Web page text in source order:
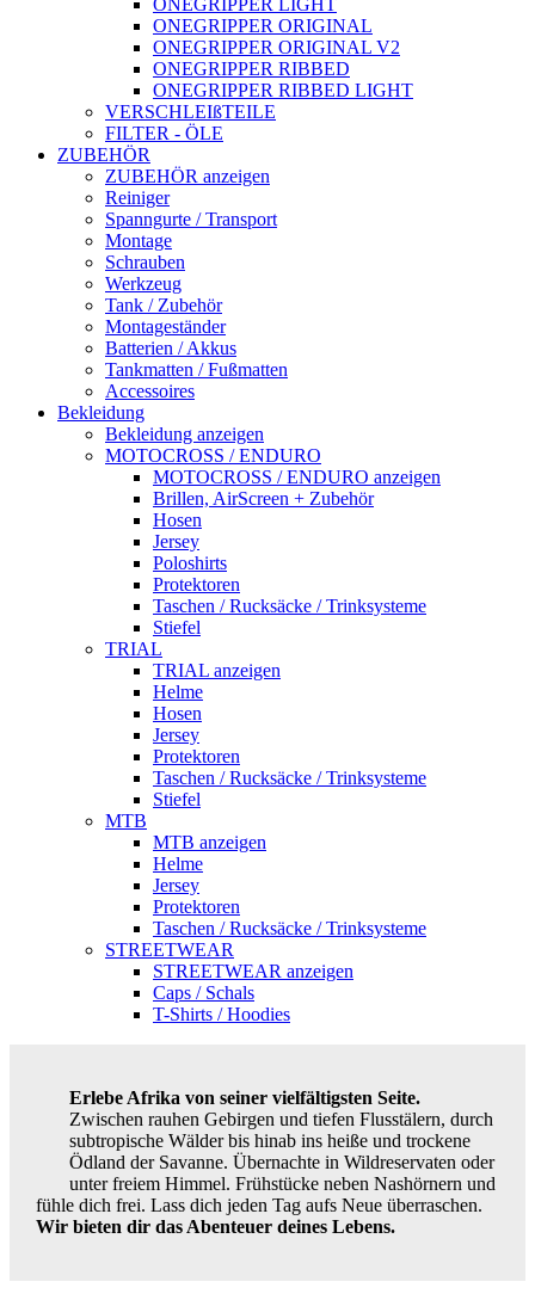
ONEGRIPPER ORIGINAL
ONEGRIPPER ORIGINAL V2
ONEGRIPPER RIBBED
ONEGRIPPER RIBBED LIGHT
VERSCHLEIßTEILE
FILTER - ÖLE
ZUBEHÖR
ZUBEHÖR anzeigen
Reiniger
Spanngurte / Transport
Montage
Schrauben
Werkzeug
Tank / Zubehör
Montageständer
Batterien / Akkus
Tankmatten / Fußmatten
Accessoires
Bekleidung
Bekleidung anzeigen
MOTOCROSS / ENDURO
MOTOCROSS / ENDURO anzeigen
Brillen, AirScreen + Zubehör
Hosen
Jersey
Poloshirts
Protektoren
Taschen / Rucksäcke / Trinksysteme
Stiefel
TRIAL
TRIAL anzeigen
Helme
Hosen
Jersey
Protektoren
Taschen / Rucksäcke / Trinksysteme
Stiefel
MTB
MTB anzeigen
Helme
Jersey
Protektoren
Taschen / Rucksäcke / Trinksysteme
STREETWEAR
STREETWEAR anzeigen
Caps / Schals
T-Shirts / Hoodies
Erlebe Afrika von seiner vielfältigsten Seite.
Zwischen rauhen Gebirgen und tiefen Flusstälern, durch
subtropische Wälder bis hinab ins heiße und trockene
Ödland der Savanne. Übernachte in Wildreservaten oder
unter freiem Himmel. Frühstücke neben Nashörnern und
fühle dich frei. Lass dich jeden Tag aufs Neue überraschen.
Wir bieten dir das Abenteuer deines Lebens.